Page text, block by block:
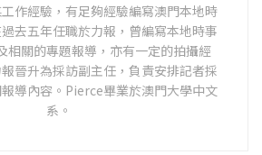
作經驗，有足夠經驗編寫澳門本地時
去五年任職於力報，曾編寫本地時事
相關的專題報導，亦有一定的拍攝經
晉升為採訪副主任，負責安排記者採
導內容。Pierce畢業於澳門大學中文
系。